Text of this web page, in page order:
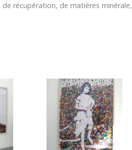
de récupération, de matières minérale,